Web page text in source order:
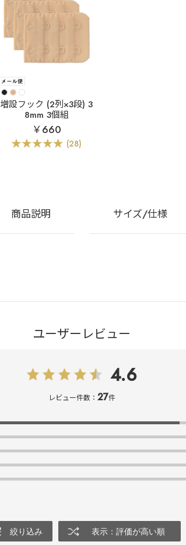
増設フック (2列×3段) 3
8mm 3個組
￥660
(28)
商品説明 サイズ/仕様
ユーザーレビュー
4.6
レビュー件数： 27件
絞り込み 表示：評価が高い順